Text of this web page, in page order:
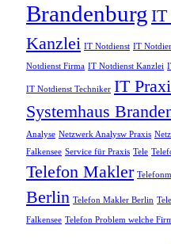
Brandenburg IT
Kanzlei IT Notdienst IT
Notdienst Firma IT Notdienst Kanzlei
IT Notdienst Techniker IT
Systemhaus
Analyse Netzwerk Analysw Praxis
Falkensee Service für Praxis Tele
Telefon Makler
Berlin Telefon Makler Berlin
Falkensee Telefon Problem welche